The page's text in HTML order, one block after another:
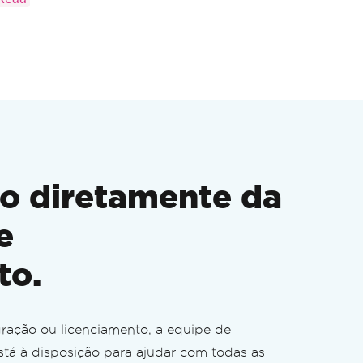
diretamente da
ou licenciamento, a equipe de
à disposição para ajudar com todas as